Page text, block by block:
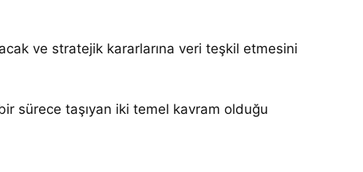
ve stratejik kararlarına veri teşkil etmesini
sürece taşıyan iki temel kavram olduğu